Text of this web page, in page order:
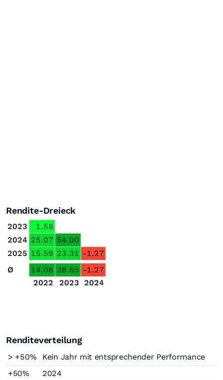
Rendite-Dreieck
2023
1.58
2024 25.07 54.00
2025 15.59 23.31 -1.27
Ø
14.08 38.65 -1.27
2022
2023 2024
Renditeverteilung
> +50%
Kein Jahr mit entsprechender Performance
+50%
2024